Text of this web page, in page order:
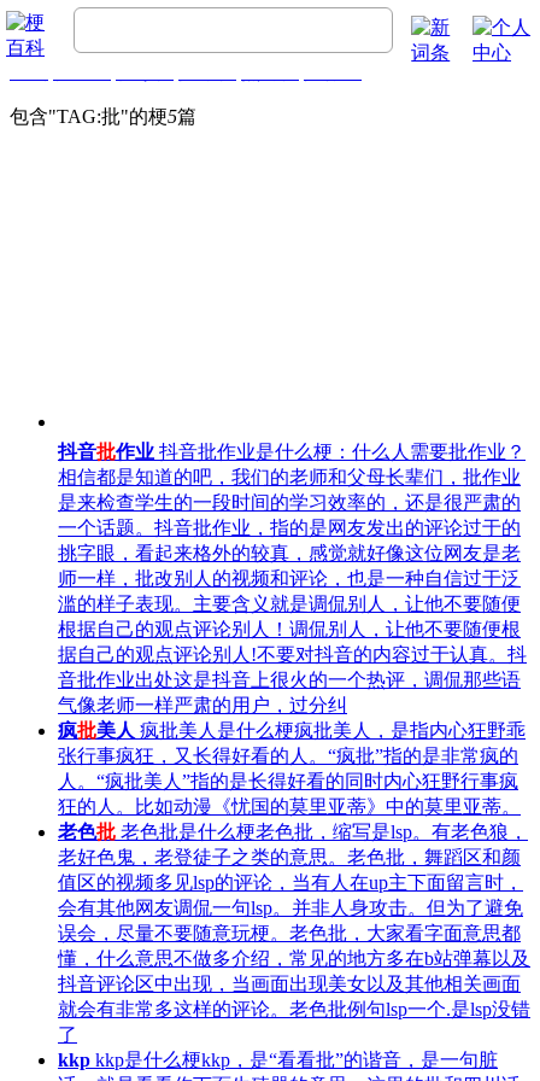
包含"TAG:批"的梗5篇
抖音批作业 抖音批作业是什么梗：什么人需要批作业？
相信都是知道的吧，我们的老师和父母长辈们，批作业
是来检查学生的一段时间的学习效率的，还是很严肃的
一个话题。抖音批作业，指的是网友发出的评论过于的
挑字眼，看起来格外的较真，感觉就好像这位网友是老
师一样，批改别人的视频和评论，也是一种自信过于泛
滥的样子表现。主要含义就是调侃别人，让他不要随便
根据自己的观点评论别人！调侃别人，让他不要随便根
据自己的观点评论别人!不要对抖音的内容过于认真。抖
音批作业出处这是抖音上很火的一个热评，调侃那些语
气像老师一样严肃的用户，过分纠
疯批美人 疯批美人是什么梗疯批美人，是指内心狂野乖
张行事疯狂，又长得好看的人。“疯批”指的是非常疯的
人。“疯批美人”指的是长得好看的同时内心狂野行事疯
狂的人。比如动漫《忧国的莫里亚蒂》中的莫里亚蒂。
老色批 老色批是什么梗老色批，缩写是lsp。有老色狼，
老好色鬼，老登徒子之类的意思。老色批，舞蹈区和颜
值区的视频多见lsp的评论，当有人在up主下面留言时，
会有其他网友调侃一句lsp。并非人身攻击。但为了避免
误会，尽量不要随意玩梗。老色批，大家看字面意思都
懂，什么意思不做多介绍，常见的地方多在b站弹幕以及
抖音评论区中出现，当画面出现美女以及其他相关画面
就会有非常多这样的评论。老色批例句lsp一个.是lsp没错
了
kkp kkp是什么梗kkp，是“看看批”的谐音，是一句脏